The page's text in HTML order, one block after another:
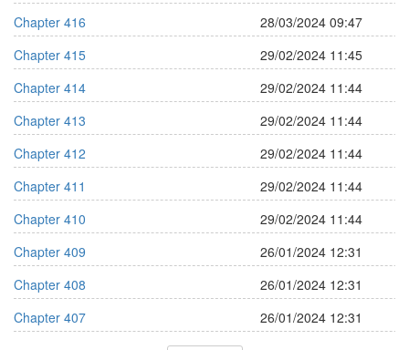
Chapter 416
28/03/2024 09:47
Chapter 415
29/02/2024 11:45
Chapter 414
29/02/2024 11:44
Chapter 413
29/02/2024 11:44
Chapter 412
29/02/2024 11:44
Chapter 411
29/02/2024 11:44
Chapter 410
29/02/2024 11:44
Chapter 409
26/01/2024 12:31
Chapter 408
26/01/2024 12:31
Chapter 407
26/01/2024 12:31